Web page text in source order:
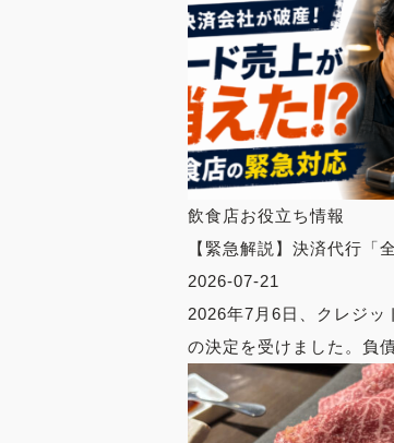
飲食店お役立ち情報
【緊急解説】決済代行
2026-07-21
2026年7月6日、クレジ
の決定を受けました。負